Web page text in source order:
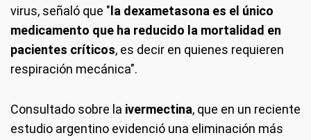
virus, señaló que " la dexametasona es el único
medicamento que ha reducido la mortalidad en
pacientes críticos, es decir en quienes requieren
respiración mecánica".
Consultado sobre la ivermectina, que en un reciente
estudio argentino evidenció una eliminación más